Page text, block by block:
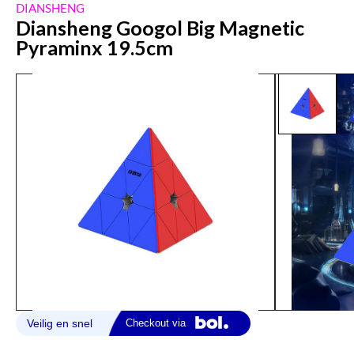
DIANSHENG
Diansheng Googol Big Magnetic
Pyraminx 19.5cm